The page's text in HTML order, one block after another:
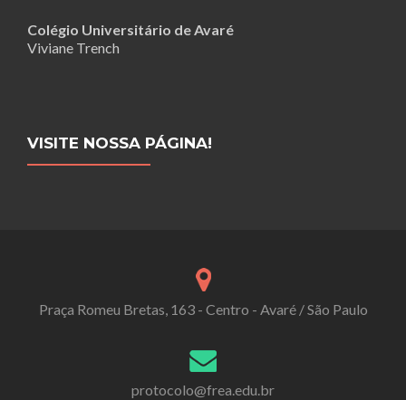
Colégio Universitário de Avaré
Viviane Trench
VISITE NOSSA PÁGINA!
Praça Romeu Bretas, 163 - Centro - Avaré / São Paulo
protocolo@frea.edu.br